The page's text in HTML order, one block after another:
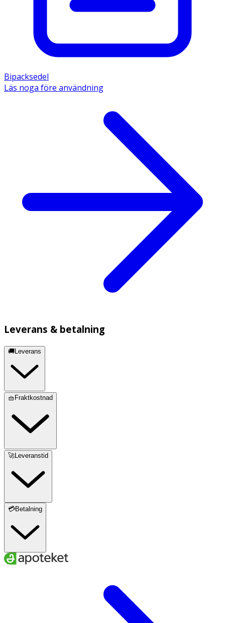
Bipacksedel
Läs noga före användning
Leverans & betalning
🚚Leverans
🧺Fraktkostnad
🚀Leveranstid
💳Betalning